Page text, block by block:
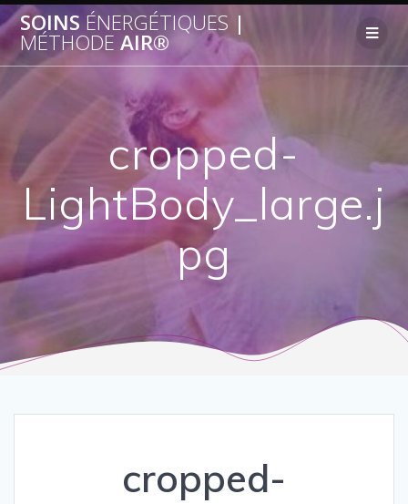
SOINS ÉNERGÉTIQUES |
MÉTHODE AIR®
cropped-
LightBody_large.j
pg
cropped-